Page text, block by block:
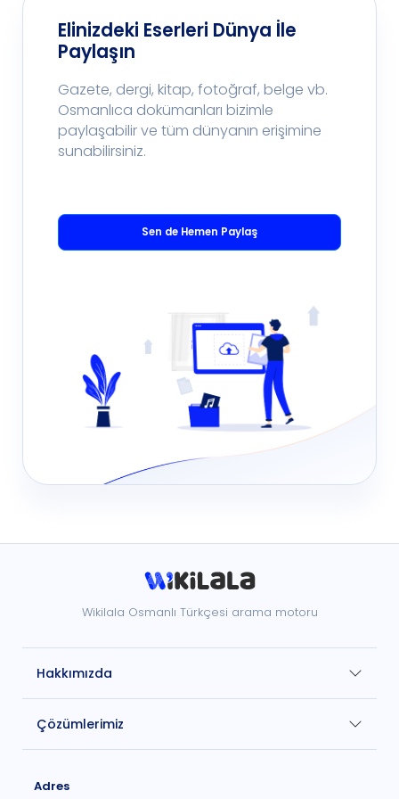
Elinizdeki Eserleri Dünya İle
Paylaşın
Gazete, dergi, kitap, fotoğraf, belge vb.
Osmanlıca dokümanları bizimle
paylaşabilir ve tüm dünyanın erişimine
sunabilirsiniz.
Sen de Hemen Paylaş
Wikilala Osmanlı Türkçesi arama motoru
Hakkımızda
Çözümlerimiz
Adres